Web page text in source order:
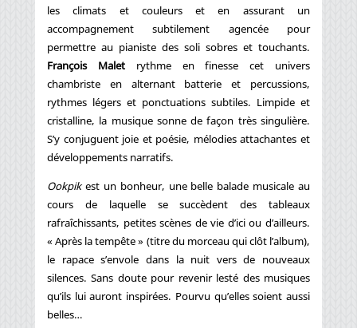
les climats et couleurs et en assurant un
accompagnement subtilement agencée pour
permettre au pianiste des soli sobres et touchants.
François Maletrythme en finesse cet univers
chambriste en alternant batterie et percussions,
rythmes légers et ponctuations subtiles. Limpide et
cristalline, la musique sonne de façon très singulière.
S’y conjuguent joie et poésie, mélodies attachantes et
développements narratifs.
Ookpikest un bonheur, une belle balade musicale au
cours de laquelle se succèdent des tableaux
rafraîchissants, petites scènes de vie d’ici ou d’ailleurs.
« Après la tempête » (titre du morceau qui clôt l’album),
le rapace s’envole dans la nuit vers de nouveaux
silences. Sans doute pour revenir lesté des musiques
qu’ils lui auront inspirées. Pourvu qu’elles soient aussi
belles…